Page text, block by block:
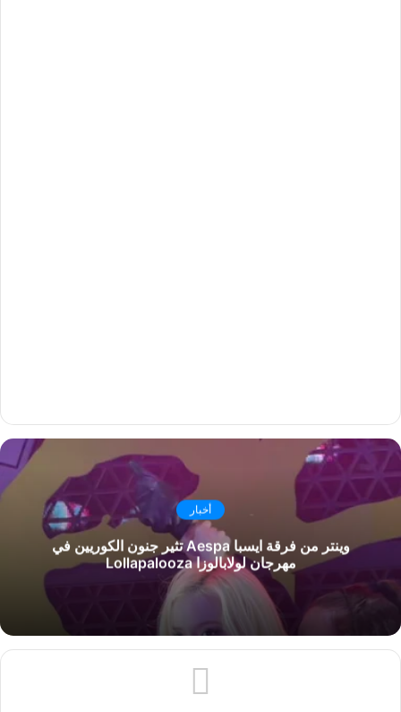
أخبار
وينتر من فرقة ايسبا Aespa تثير جنون الكوريين في
مهرجان لولابالوزا Lollapalooza